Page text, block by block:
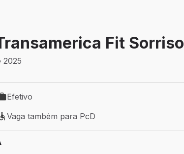
Fit Sorriso
2025
de vaga: Efetivo
Efetivo
também para PcD
Vaga também para PcD